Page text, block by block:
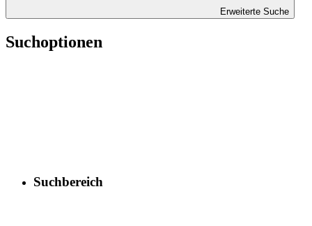
Erweiterte Suche
Suchoptionen
Suchbereich